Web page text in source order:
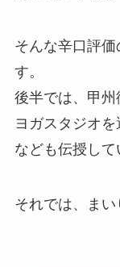
そんな辛口評
す。
後半では、甲州
ヨガスタジオ
なども伝授して
それでは、まい